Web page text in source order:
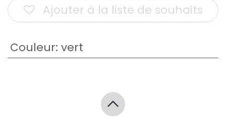
Ajouter à la liste de souhaits
Couleur: vert